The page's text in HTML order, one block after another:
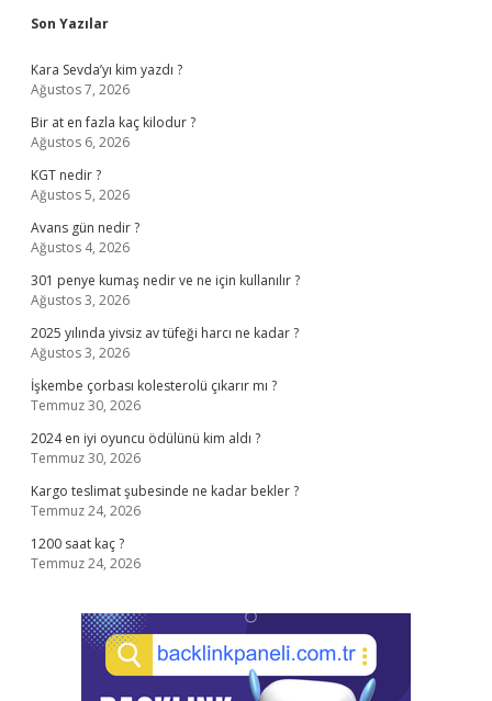
Sidebar
Son Yazılar
Kara Sevda’yı kim yazdı ?
Ağustos 7, 2026
Bir at en fazla kaç kilodur ?
Ağustos 6, 2026
KGT nedir ?
Ağustos 5, 2026
Avans gün nedir ?
Ağustos 4, 2026
301 penye kumaş nedir ve ne için kullanılır ?
Ağustos 3, 2026
2025 yılında yivsiz av tüfeği harcı ne kadar ?
Ağustos 3, 2026
İşkembe çorbası kolesterolü çıkarır mı ?
Temmuz 30, 2026
2024 en iyi oyuncu ödülünü kim aldı ?
Temmuz 30, 2026
Kargo teslimat şubesinde ne kadar bekler ?
Temmuz 24, 2026
1200 saat kaç ?
Temmuz 24, 2026